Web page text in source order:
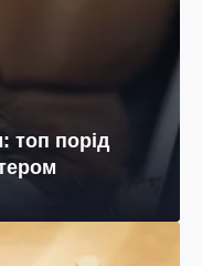
топ порід